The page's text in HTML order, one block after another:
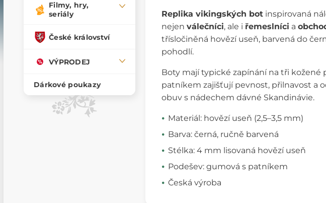
Filmy, hry,
seriály
České království
VÝPRODEJ
Dárkové poukazy
Replika vikingských bot inspirovaná
nejen válečníci, ale i řemeslníci a
třísločiněná hovězí useň, barvená do
pohodlí.
Boty mají typické zapínání na tři kožené
patníkem zajišťují pevnost, přilnavost a
obuv s nádechem dávné Skandinávie.
Materiál: hovězí useň (2,5–3,5 mm)
Barva: černá, ručně barvená
Stélka: 4 mm lisovaná hovězí useň
Podešev: gumová s patníkem
Česká výroba